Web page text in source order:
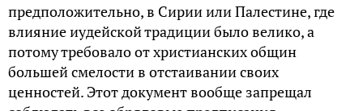
предположительно, в Сирии или Палестине, где
влияние иудейской традиции было велико, а
потому требовало от христианских общин
большей смелости в отстаивании своих
ценностей. Этот документ вообще запрещал